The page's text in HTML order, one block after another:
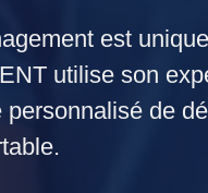
est
utilise son
personnalisé de